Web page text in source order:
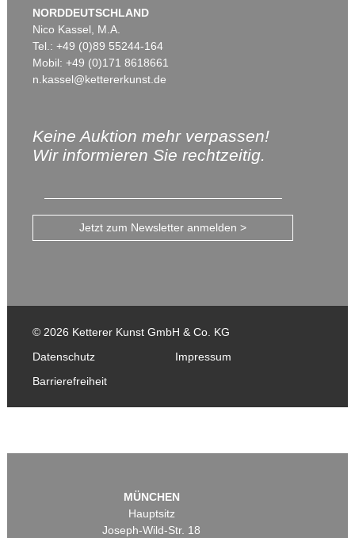
NORDDEUTSCHLAND
Nico Kassel, M.A.
Tel.: +49 (0)89 55244-164
Mobil: +49 (0)171 8618661
n.kassel@kettererkunst.de
Keine Auktion mehr verpassen!
Wir informieren Sie rechtzeitig.
Jetzt zum Newsletter anmelden >
© 2026 Ketterer Kunst GmbH & Co. KG
Datenschutz
Impressum
Barrierefreiheit
MÜNCHEN
Hauptsitz
Joseph-Wild-Str. 18